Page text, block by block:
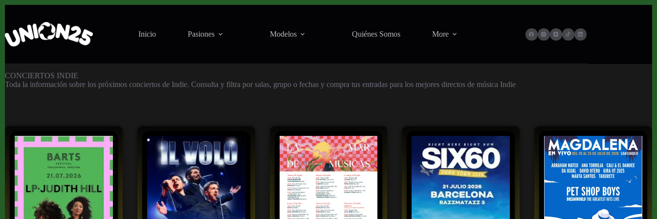
Inicio Pasiones Modelos Quiénes Somos More
Conciertos Indie
CONCIERTOS INDIE
Toda la información sobre los próximos conciertos de Indie. Consulta y filtra por salas, grupo o fechas y compra tus entradas para los mejores directos de música Indie